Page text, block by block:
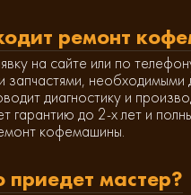
ремонт
на сайте или по
запчастями, необходимыми
диагностику и
гарантию до 2-х лет и
кофемашины.
приедет мастер?